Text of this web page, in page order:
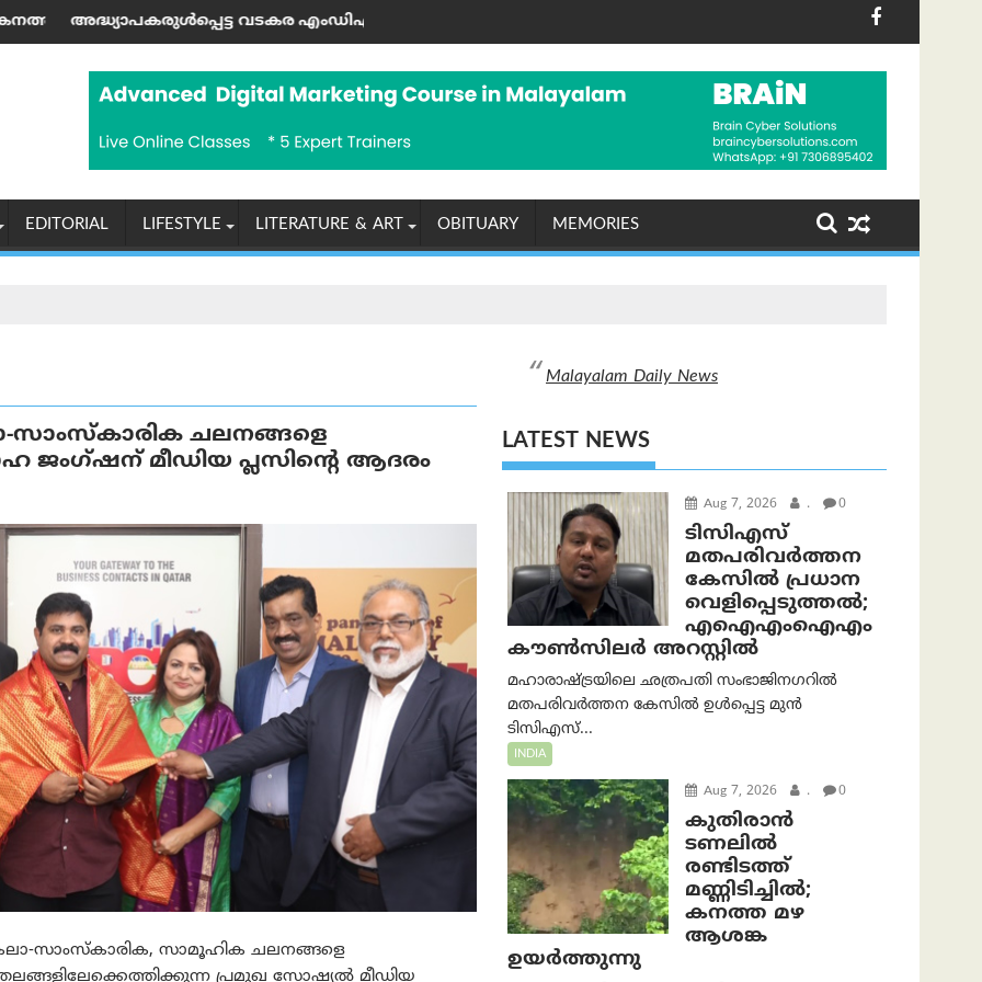
വടകര എംഡി‌എം‌എ കേസില്‍ നിര്‍ണ്ണായക ഡിജിറ്റല്‍ തെളിവുകള്‍ അന്വേഷണ ഉദ്യോഗസ്ഥര്‍ക്ക് ലഭിച്ചു
രാശിഫലം (07-08-2026 വെള്ളി) കെഎസ്ആർടിസിയിൽ ഡിജിറ്റൽ
EDITORIAL LIFESTYLE LITERATURE & ART OBITUARY MEMORIES
സാംസ്‌കാരിക ചലനങ്ങളെ
ജംഗ്ഷന് മീഡിയ പ്ലസിന്റെ ആദരം
സാംസ്‌കാരിക, സാമൂഹിക ചലനങ്ങളെ
പ്രമുഖ സോഷ്യല്‍ മീഡിയ
Malayalam Daily News
LATEST NEWS
Aug 7, 2026 . 0
ടിസിഎസ്
മതപരിവർത്തന
കേസിൽ പ്രധാന
വെളിപ്പെടുത്തൽ;
എഐഎംഐഎം
കൗൺസിലർ അറസ്റ്റിൽ
മഹാരാഷ്ട്രയിലെ ഛത്രപതി സംഭാജിനഗറിൽ
മതപരിവർത്തന കേസിൽ ഉൾപ്പെട്ട മുൻ
ടിസിഎസ്...
INDIA
Aug 7, 2026 . 0
കുതിരാൻ
ടണലിൽ
രണ്ടിടത്ത്
മണ്ണിടിച്ചിൽ;
കനത്ത മഴ
ആശങ്ക
ഉയർത്തുന്നു